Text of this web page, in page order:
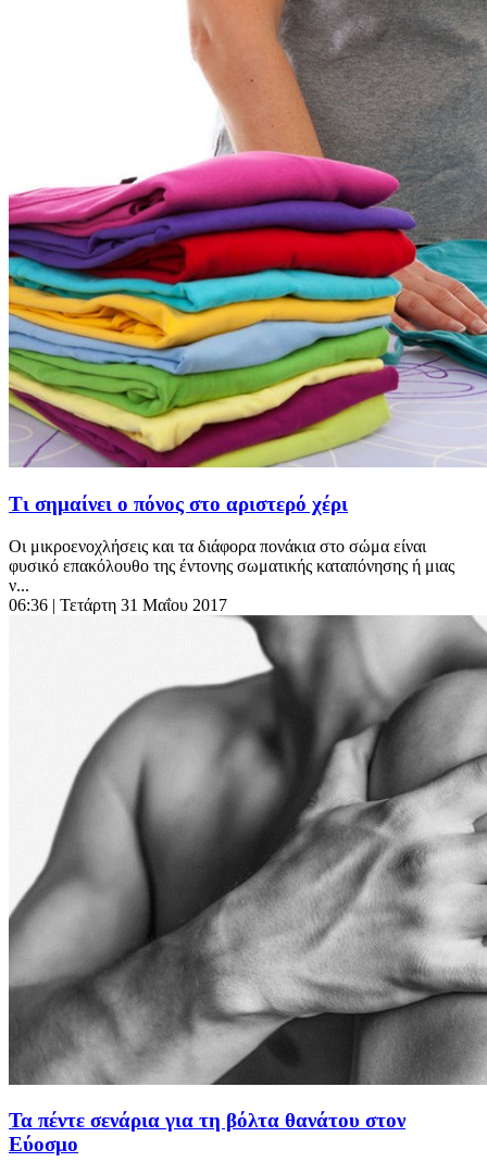
Τι σημαίνει ο πόνος στο αριστερό χέρι
Οι μικροενοχλήσεις και τα διάφορα πονάκια στο σώμα είναι
φυσικό επακόλουθο της έντονης σωματικής καταπόνησης ή μιας
ν...
06:36 | Τετάρτη 31 Μαΐου 2017
Τα πέντε σενάρια για τη βόλτα θανάτου στον
Εύοσμο